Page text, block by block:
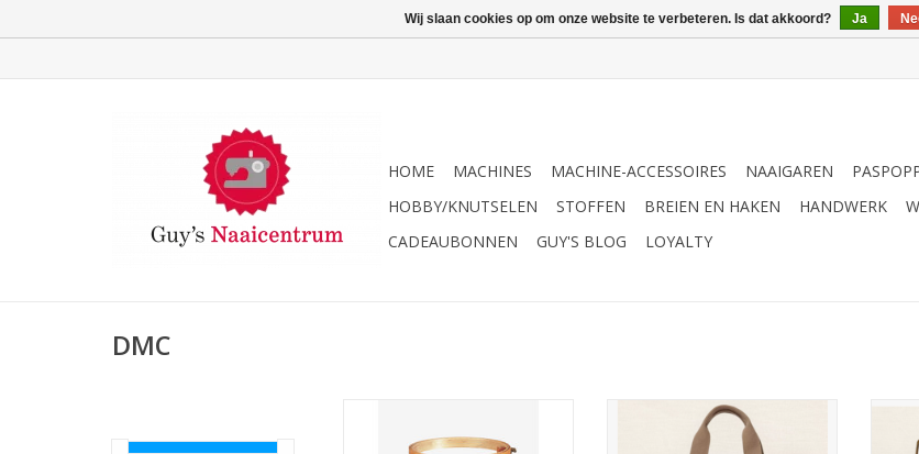
HOME MACHINES MACHINE-ACCESSOIRES NAAIGAREN
HOBBY/KNUTSELEN
STOFFEN BREIEN EN HAKEN HANDWERK
CADEAUBONNEN
GUY'S BLOG LOYALTY
DMC
TOEVOEGEN AAN WINKELWAGEN
Eco Vita Tote bag
Wij slaan cookies op om onze website te verbeteren. Is dat akkoord? Ja